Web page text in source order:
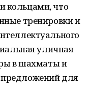
кольцами, что
тренировки и
уличная
в шахматы и
для